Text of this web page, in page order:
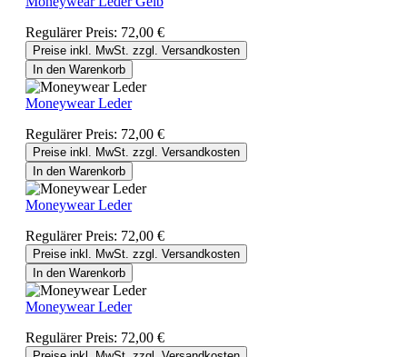
Regulärer Preis: 72,00 €
Preise inkl. MwSt. zzgl. Versandkosten
In den Warenkorb
Moneywear Leder
Regulärer Preis: 72,00 €
Preise inkl. MwSt. zzgl. Versandkosten
In den Warenkorb
Moneywear Leder
Regulärer Preis: 72,00 €
Preise inkl. MwSt. zzgl. Versandkosten
In den Warenkorb
Moneywear Leder
Regulärer Preis: 72,00 €